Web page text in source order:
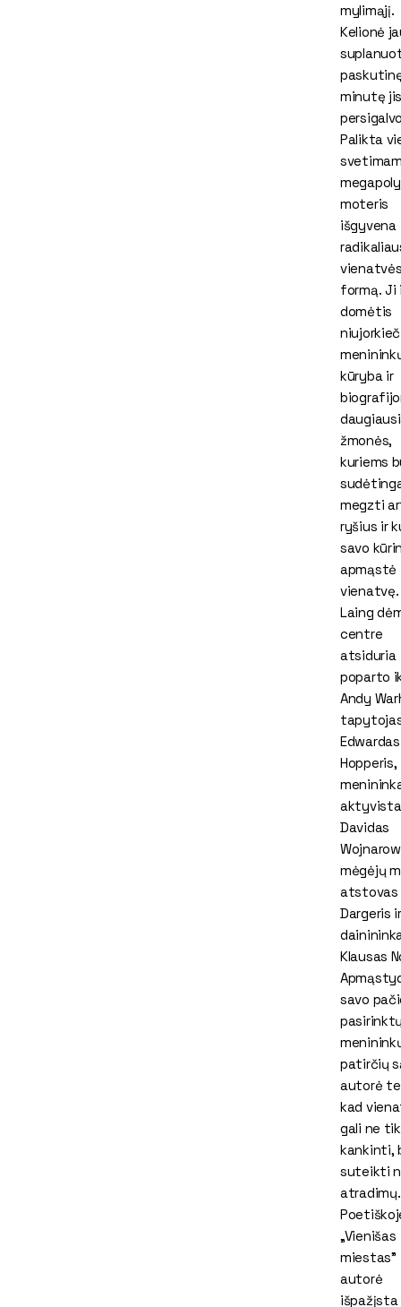
mylimąjį.
Kelionė
minutę jis
Palikta
moteris
išgyvena
formą. Ji
domėtis
kūryba ir
žmonės,
kuriems
megzti
ryšius ir
savo
apmąstė
vienatvę.
Laing
centre
atsiduria
poparto
Andy
Edwardas
Hopperis,
Davidas
mėgėjų
atstovas
Dargeris ir
Klausas
savo
patirčių
autorė
kad
gali ne tik
kankinti,
suteikti
atradimų.
„Vienišas
miestas”
autorė
išpažįsta